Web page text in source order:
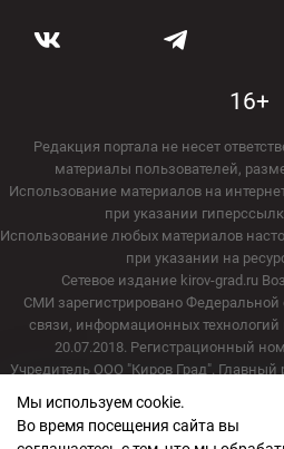
16+
Редакция портала не несет
материалы пользователей,
Использование материалов на
при указании
Использование любых материалов
при указании на
Сетевое издание kirov-grad.ru
СМИ зарегистрировано Федеральной
связи, информационных
20.07.2018. Регистрационный
Учредитель ООО "Киров Град".
Адрес редакции: 610000, Кировская
Мы используем cookie.
Во время посещения сайта вы